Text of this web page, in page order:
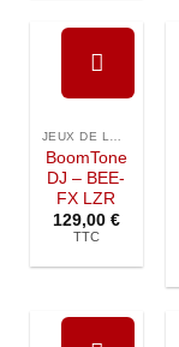
la liste de
souhaits
BoomTone
DJ – BEE-
FX LZR
129,00 €
TTC